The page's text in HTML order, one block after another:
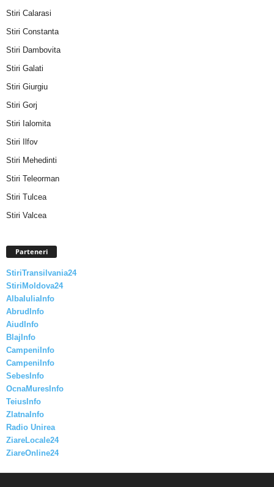
Stiri Calarasi
Stiri Constanta
Stiri Dambovita
Stiri Galati
Stiri Giurgiu
Stiri Gorj
Stiri Ialomita
Stiri Ilfov
Stiri Mehedinti
Stiri Teleorman
Stiri Tulcea
Stiri Valcea
Parteneri
StiriTransilvania24
StiriMoldova24
AlbaIuliaInfo
AbrudInfo
AiudInfo
BlajInfo
CampeniInfo
CampeniInfo
SebesInfo
OcnaMuresInfo
TeiusInfo
ZlatnaInfo
Radio Unirea
ZiareLocale24
ZiareOnline24